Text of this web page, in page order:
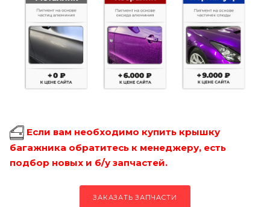
Если вам необходимо купить крышку
багажника обратитесь к менеджеру, есть
подбор новых и б/у запчастей.
ЗАКАЗАТЬ ЗАПЧАСТИ